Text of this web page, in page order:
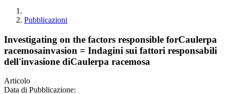
Pubblicazioni
Investigating on the factors responsible forCaulerpa
racemosainvasion = Indagini sui fattori responsabili
dell'invasione diCaulerpa racemosa
Articolo
Data di Pubblicazione: